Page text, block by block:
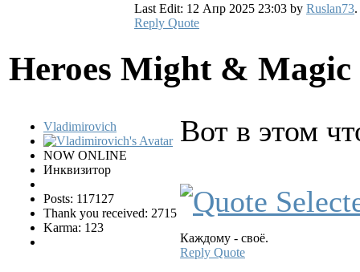
Last Edit: 12 Апр 2025 23:03 by Ruslan73.
Reply Quote
Heroes Might &
Vladimirovich
NOW ONLINE
Инквизитор
Posts: 117127
Thank you received: 2715
Karma: 123
Вот в этом
Каждому - своё.
Reply Quote